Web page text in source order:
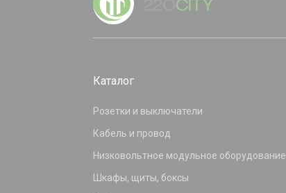
Каталог
Розетки и выключатели
Кабель и провод
Низковольтное модульное оборудование
Шкафы, щиты, боксы